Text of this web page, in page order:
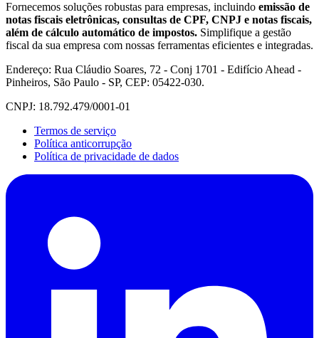
Fornecemos soluções robustas para empresas, incluindo emissão de
notas fiscais eletrônicas, consultas de CPF, CNPJ e notas fiscais,
além de cálculo automático de impostos. Simplifique a gestão
fiscal da sua empresa com nossas ferramentas eficientes e integradas.
Endereço: Rua Cláudio Soares, 72 - Conj 1701 - Edifício Ahead -
Pinheiros, São Paulo - SP, CEP: 05422-030.
CNPJ: 18.792.479/0001-01
Termos de serviço
Política anticorrupção
Política de privacidade de dados